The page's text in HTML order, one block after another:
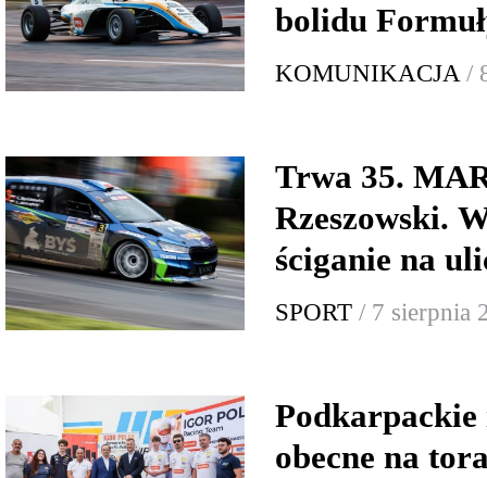
bolidu
KOMUNIKACJA /
Trwa 35.
Rzeszowski.
ściganie na
SPORT / 7 sierpnia
Podkarpackie
obecne na